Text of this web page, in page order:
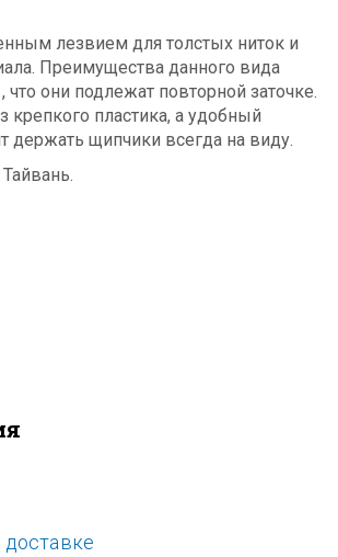
лезвием для толстых ниток и
Преимущества данного вида
они подлежат повторной заточке.
крепкого пластика, а удобный
держать щипчики всегда на виду.